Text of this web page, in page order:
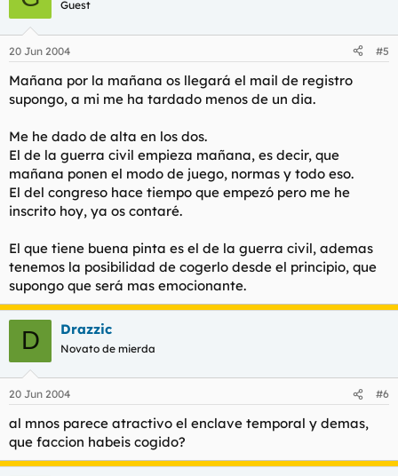
Guest
20 Jun 2004 #5
Mañana por la mañana os llegará el mail de registro
supongo, a mi me ha tardado menos de un dia.
Me he dado de alta en los dos.
El de la guerra civil empieza mañana, es decir, que
mañana ponen el modo de juego, normas y todo eso.
El del congreso hace tiempo que empezó pero me he
inscrito hoy, ya os contaré.
El que tiene buena pinta es el de la guerra civil, ademas
tenemos la posibilidad de cogerlo desde el principio, que
supongo que será mas emocionante.
D Drazzic
Novato de mierda
20 Jun 2004 #6
al mnos parece atractivo el enclave temporal y demas,
que faccion habeis cogido?